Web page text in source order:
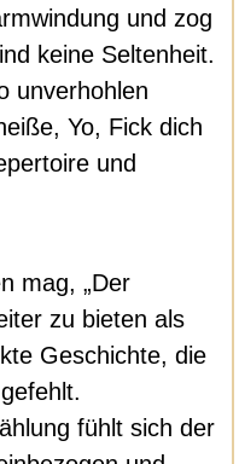
und zog
keine Seltenheit.
unverhohlen
Yo, Fick dich
und
mag, „Der
zu bieten als
Geschichte, die
fühlt sich der